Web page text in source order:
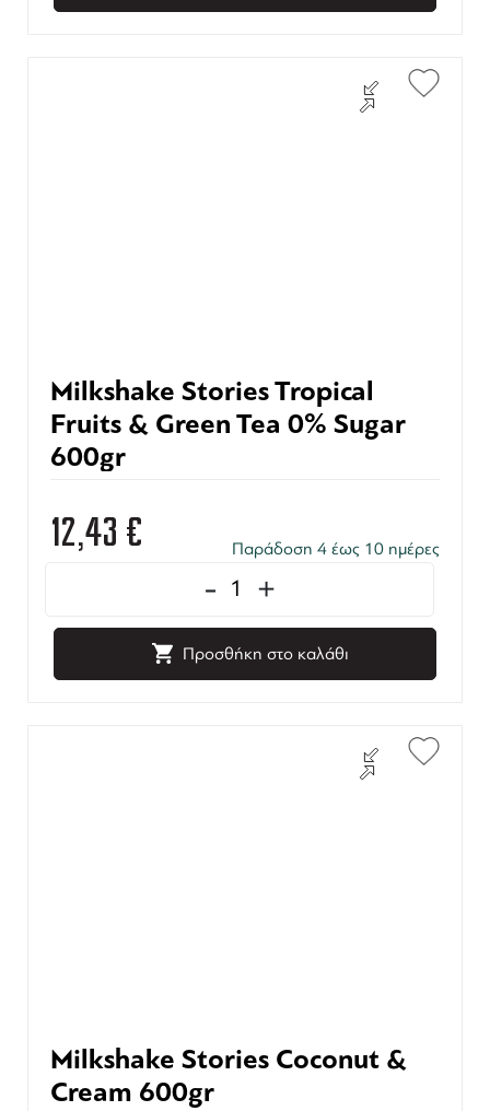
Milkshake Stories Tropical
Fruits & Green Tea 0% Sugar
600gr
12,43 € Παράδοση 4 έως 10 ημέρες
- +
Προσθήκη στο καλάθι
Milkshake Stories Coconut &
Cream 600gr